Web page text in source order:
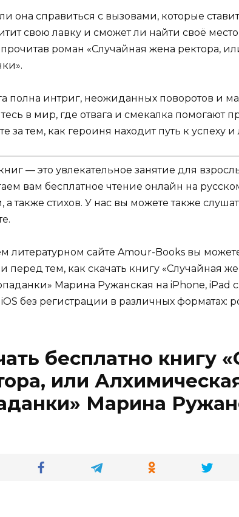
она справиться с вызовами, которые
свою лавку и сможет ли найти своё
прочитав роман «Случайная жена ректора,
полна интриг, неожиданных поворотов и
в мир, где отвага и смекалка помогают
за тем, как героиня находит путь к успеху
— это увлекательное занятие для
вам бесплатное чтение онлайн на
а также стихов. У нас вы можете также
литературном сайте Amour-Books вы
перед тем, как скачать книгу «Случайная
Марина Ружанская на iPhone, iPad
без регистрации в различных форматах:
бесплатно книгу
или
Марина